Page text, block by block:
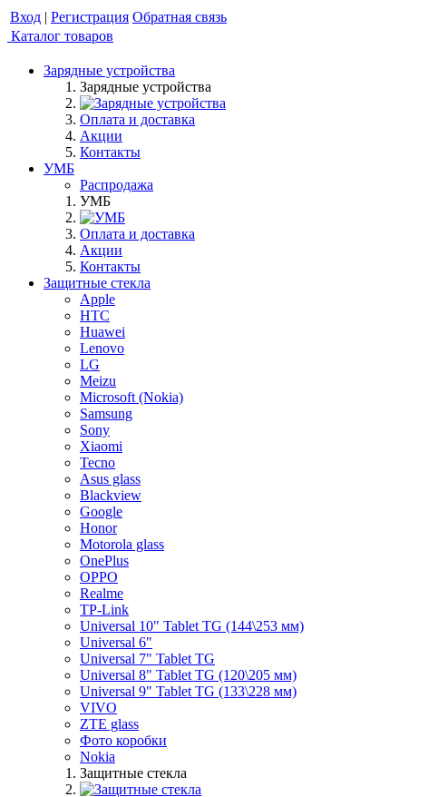
Вход | Регистрация Обратная связь
Каталог товаров
Зарядные устройства
Зарядные устройства
Оплата и доставка
Акции
Контакты
УМБ
Распродажа
УМБ
Оплата и доставка
Акции
Контакты
Защитные стекла
Apple
HTC
Huawei
Lenovo
LG
Meizu
Microsoft (Nokia)
Samsung
Sony
Xiaomi
Tecno
Asus glass
Blackview
Google
Honor
Motorola glass
OnePlus
OPPO
Realme
TP-Link
Universal 10" Tablet TG (144\253 мм)
Universal 6"
Universal 7" Tablet TG
Universal 8" Tablet TG (120\205 мм)
Universal 9" Tablet TG (133\228 мм)
VIVO
ZTE glass
Фото коробки
Nokia
Защитные стекла